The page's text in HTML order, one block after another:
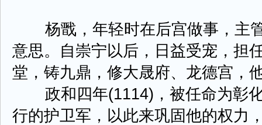
杨戬，年轻时在后宫做事，主
意思。自崇宁以后，日益受宠，担
堂，铸九鼎，修大晟府、龙德宫，
政和四年(1114)，被任命为彰化
行的护卫军，以此来巩固他的权力